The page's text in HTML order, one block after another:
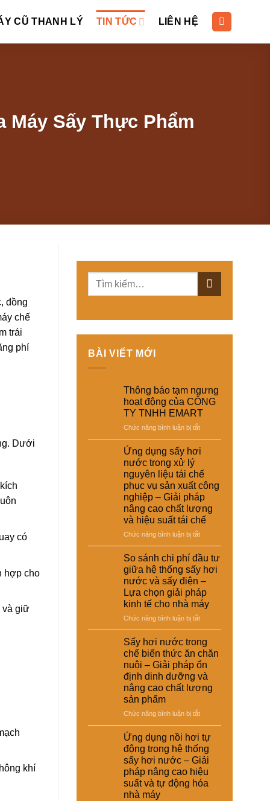
CŨ THANH LÝ TIN TỨC LIÊN HỆ
Máy Sấy Thực Phẩm
đồng
chế
trái
phí
Dưới
có
hợp cho
và giữ
khí
BÀI VIẾT MỚI
Thông báo tạm ngưng
hoạt động của CÔNG
TY TNHH EMART
Chức năng bình luận bị tắtở
báo
hoạt
động
của
CÔNG
TY
Ứng dụng sấy hơi
nước trong xử lý
nguyên liệu tái chế
phục vụ sản xuất công
nghiệp – Giải pháp
nâng cao chất lượng
và hiệu suất tái chế
Chức năng bình luận bị tắtở
dụng
sấy
hơi
trong
xử
lý
tái
chế
phục
vụ
sản
Giải
pháp
nâng
cao
chất
So sánh chi phí đầu tư
giữa hệ thống sấy hơi
nước và sấy điện –
Lựa chọn giải pháp
kinh tế cho nhà máy
Chức năng bình luận bị tắtở
chi
phí
đầu
tư
giữa
nước
và
sấy
điện
–
Sấy hơi nước trong
chế biến thức ăn chăn
nuôi – Giải pháp ổn
định dinh dưỡng và
nâng cao chất lượng
sản phẩm
Chức năng bình luận bị tắtở
hơi
nước
trong
chế
biến
thức
Ứng dụng nồi hơi tự
động trong hệ thống
sấy hơi nước – Giải
pháp nâng cao hiệu
suất và tự động hóa
nhà máy